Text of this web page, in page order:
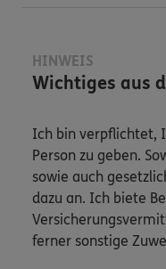
HINWEIS
Wichtiges aus
Ich bin verpflichtet,
Person zu geben.
sowie auch
dazu an. Ich biete
ferner sonstige